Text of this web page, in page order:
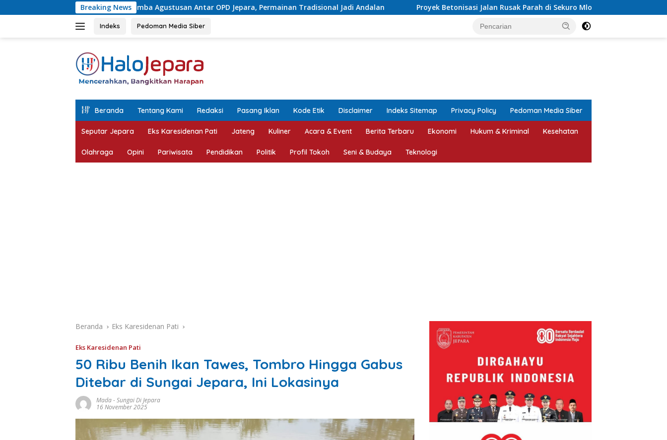
ke
Breaking News
Juara Lomba Agustusan Antar OPD Jepara, Permainan Tradisional Jadi Andalan Proyek Betonisasi Jalan Rusak Parah di Sekuro Mlonggo Ditarget Rampung Akhir Tahun
Indeks Pedoman Media Siber
Beranda Tentang Kami Redaksi Pasang Iklan Kode Etik Disclaimer Indeks Sitemap Privacy Policy Pedoman Media Siber
Seputar Jepara Eks Karesidenan Pati Jateng Kuliner Acara & Event Berita Terbaru Ekonomi Hukum & Kriminal Kesehatan
Olahraga Opini Pariwisata Pendidikan Politik Profil Tokoh Seni & Budaya Teknologi
Beranda Eks Karesidenan Pati
Eks Karesidenan Pati
50 Ribu Benih Ikan Tawes, Tombro Hingga Gabus
Ditebar di Sungai Jepara, Ini Lokasinya
Mada-Sungai Di Jepara
16 November 2025